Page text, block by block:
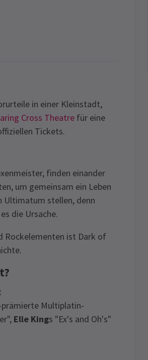
in einer Kleinstadt,
Cross Theatre für eine
Tickets.
finden einander
um gemeinsam ein Leben
Ultimatum stellen, denn
die Ursache.
Rockelementen ist Dark of
prämierte Multiplatin-
Elle Kings "Ex's and Oh's"